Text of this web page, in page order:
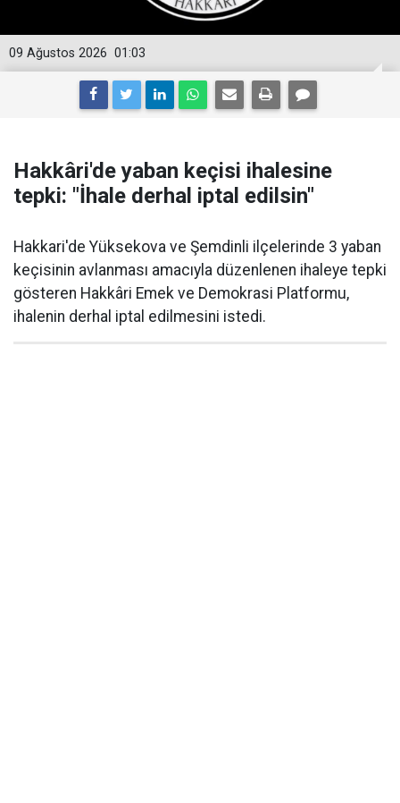
01:03
09 Ağustos 2026
Hakkâri'de yaban keçisi ihalesine
tepki: "İhale derhal iptal edilsin"
Hakkari'de Yüksekova ve Şemdinli ilçelerinde 3 yaban
keçisinin avlanması amacıyla düzenlenen ihaleye tepki
gösteren Hakkâri Emek ve Demokrasi Platformu,
ihalenin derhal iptal edilmesini istedi.